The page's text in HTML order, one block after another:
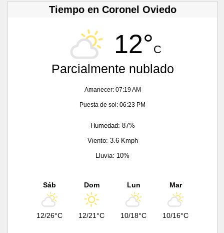
Tiempo en Coronel Oviedo
12°C
Parcialmente nublado
Amanecer: 07:19 AM
Puesta de sol: 06:23 PM
Humedad: 87%
Viento: 3.6 Kmph
Lluvia: 10%
Sáb
12/26°C
Dom
12/21°C
Lun
10/18°C
Mar
10/16°C